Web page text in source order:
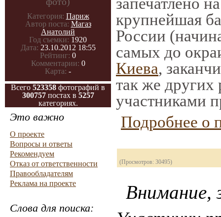
Категория: Париж
Автор поста: Магаз
Анатолий
Год съемки: 1920
Дата: 23.10.2012 18:55
Рейтинг: 0
Комментарии: 0
Карта: -
Всего 523358 фотографий в
300757постах в 5257
категориях.
Это важно
О проекте
Вопросы и ответы
Рекомендуем
Отказ от ответственности
Правообладателям
Реклама на проекте
Слова для поиска:
крупнейшая
России
самых до
Киева,
так же других
участниками
Подробнее о
(Просмотров: 30495)
Внимание,